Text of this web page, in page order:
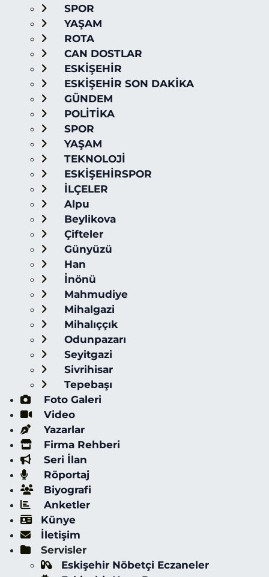
SPOR
YAŞAM
ROTA
CAN DOSTLAR
ESKİŞEHİR
ESKİŞEHİR SON DAKİKA
GÜNDEM
POLİTİKA
SPOR
YAŞAM
TEKNOLOJİ
ESKİŞEHİRSPOR
İLÇELER
Alpu
Beylikova
Çifteler
Günyüzü
Han
İnönü
Mahmudiye
Mihalgazi
Mihalıççık
Odunpazarı
Seyitgazi
Sivrihisar
Tepebaşı
Foto Galeri
Video
Yazarlar
Firma Rehberi
Seri İlan
Röportaj
Biyografi
Anketler
Künye
İletişim
Servisler
Eskişehir Nöbetçi Eczaneler